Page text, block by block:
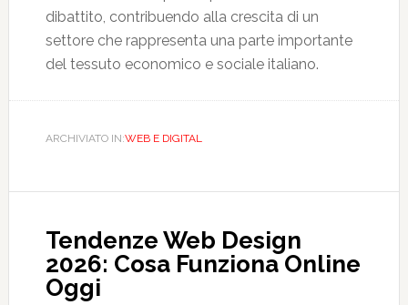
dibattito, contribuendo alla crescita di un
settore che rappresenta una parte importante
del tessuto economico e sociale italiano.
ARCHIVIATO IN:WEB E DIGITAL
Tendenze Web Design
2026: Cosa Funziona Online
Oggi